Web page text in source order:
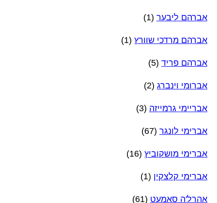
אברהם ליבער (1)
אברהם מרדכי שוורץ (1)
אברהם פריד (5)
אברומי וינברג (2)
אבריימי גרמייזה (3)
אברימי לונגר (67)
אברימי מושקוביץ (16)
אברימי קלצקין (1)
אהרל'ה סאמעט (61)